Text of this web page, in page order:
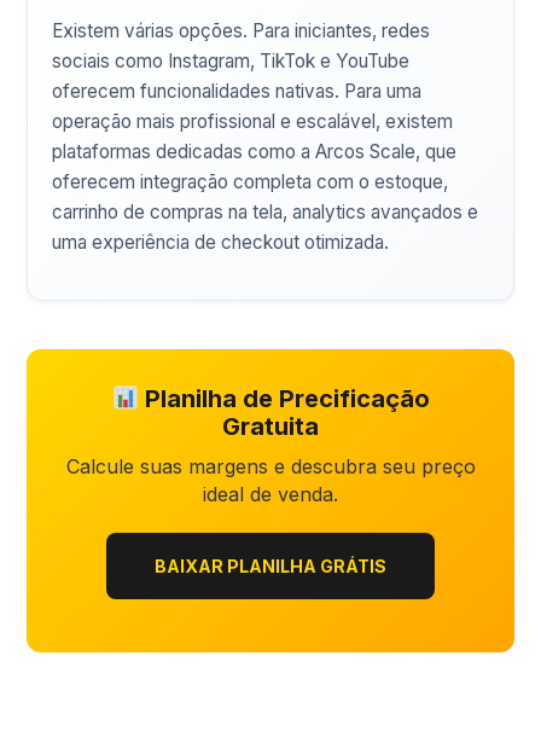
Existem várias opções. Para iniciantes, redes
sociais como Instagram, TikTok e YouTube
oferecem funcionalidades nativas. Para uma
operação mais profissional e escalável, existem
plataformas dedicadas como a Arcos Scale, que
oferecem integração completa com o estoque,
carrinho de compras na tela, analytics avançados e
uma experiência de checkout otimizada.
Planilha de Precificação
Gratuita
Calcule suas margens e descubra seu preço
ideal de venda.
BAIXAR PLANILHA GRÁTIS